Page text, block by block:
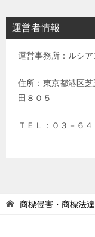
運営者情報
運営事務所：ルシ
住所：東京都港区
田８０５
ＴＥＬ：０３－６
商標侵害・商標法